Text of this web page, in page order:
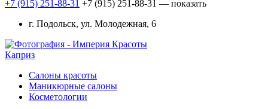
+7 (915) 251-88-31 +7 (915) 251-88-31 — показать
г. Подольск, ул. Молодежная, 6
Каприз
Салоны красоты
Маникюрные салоны
Косметологии